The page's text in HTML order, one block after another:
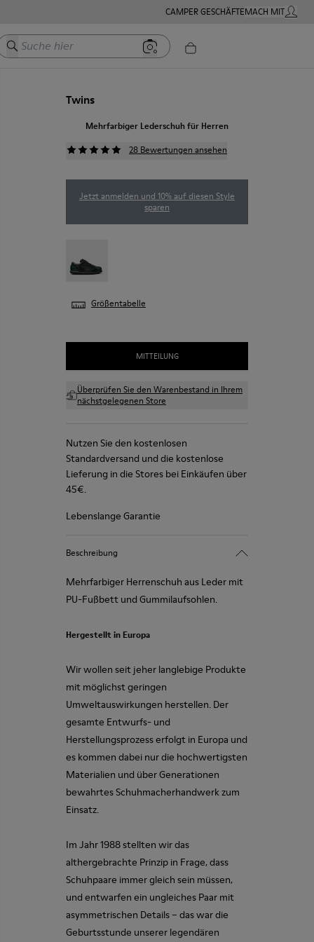
CAMPER GESCHÄFTEMACH MITMEIN
Suche hier
Twins
Mehrfarbiger Lederschuh für Herren
28 Bewertungen ansehen
Jetzt anmelden und 10% auf diesen Style
sparen
Größentabelle
MITTEILUNG
Überprüfen Sie den Warenbestand in Ihrem
nächstgelegenen Store
Nutzen Sie den kostenlosen
Standardversand und die kostenlose
Lieferung in die Stores bei Einkäufen über
45€.
Lebenslange Garantie
Beschreibung
Mehrfarbiger Herrenschuh aus Leder mit
PU-Fußbett und Gummilaufsohlen.
Hergestellt in Europa
Wir wollen seit jeher langlebige Produkte
mit möglichst geringen
Umweltauswirkungen herstellen. Der
gesamte Entwurfs- und
Herstellungsprozess erfolgt in Europa und
es kommen dabei nur die hochwertigsten
Materialien und über Generationen
bewahrtes Schuhmacherhandwerk zum
Einsatz.
Im Jahr 1988 stellten wir das
althergebrachte Prinzip in Frage, dass
Schuhpaare immer gleich sein müssen,
und entwarfen ein ungleiches Paar mit
asymmetrischen Details – das war die
Geburtsstunde unserer legendären